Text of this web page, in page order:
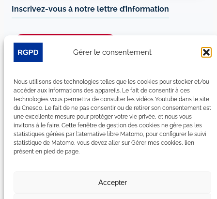
Gérer le consentement
Nous utilisons des technologies telles que les cookies pour stocker et/ou
accéder aux informations des appareils. Le fait de consentir à ces
technologies vous permettra de consulter les vidéos Youtube dans le site
du Cnesco. Le fait de ne pas consentir ou de retirer son consentement est
une excellente mesure pour protéger votre vie privée, et nous vous
invitons à le faire. Cette fenêtre de gestion des cookies ne gère pas les
statistiques gérées par l'aternative libre Matomo, pour configurer le suivi
statistique de Matomo, vous devez aller sur Gérer mes cookies, lien
présent en pied de page.
Accepter
Inscrivez-vous à notre lettre d’information
Je m’abonne à la newsletter
LinkedIn
YouTube
Facebook
Bluesky
Nous rejoindre